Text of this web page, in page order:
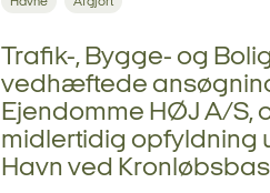
Trafik-, Bygge- og
vedhæftede
Ejendomme HØJ A/S,
midlertidig opfyldning
Havn ved